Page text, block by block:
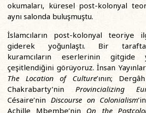
okumaları, küresel post-kolonyal
aynı salonda buluşmuştu.
İslamcıların post-kolonyal teoriye
giderek yoğunlaştı. Bir
kuramcıların eserlerinin gitgide
çeşitlendiğini görüyoruz. İnsan
The Location of Culture’ının;
Chakrabarty’nin Provincializing
Césaire’nin Discourse on Colonialism
Achille Mbembe’nin On the